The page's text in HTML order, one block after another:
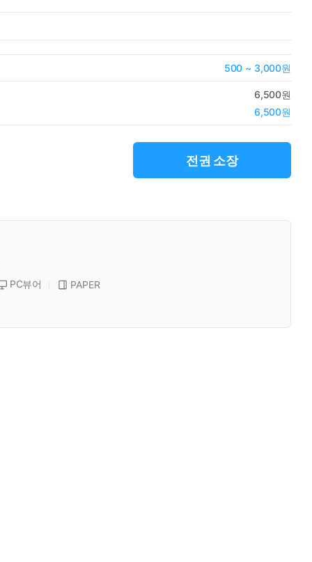
500 ~ 3,000원
6,500원
6,500원
전권 소장
PC뷰어 PAPER